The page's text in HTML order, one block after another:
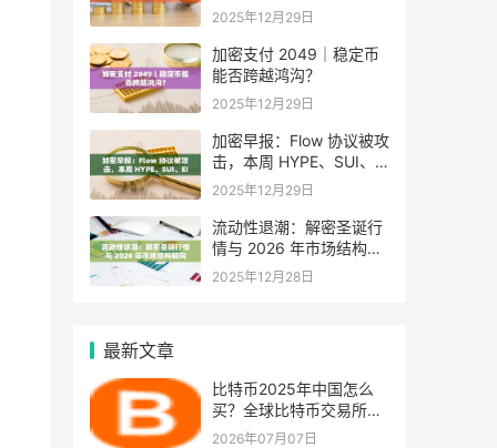
2025年12月29日
加密支付 2049｜稳定币
能否跨越鸿沟？
2025年12月29日
加密早报：Flow 协议被攻
击，本周 HYPE、SUI、
EIGEN 等代币将迎来大额
2025年12月29日
流动性退潮：解密圣诞行
情与 2026 年市场结构转
向
2025年12月28日
最新文章
比特币2025年中国怎么
买？全球比特币交易所排
名
2026年07月07日